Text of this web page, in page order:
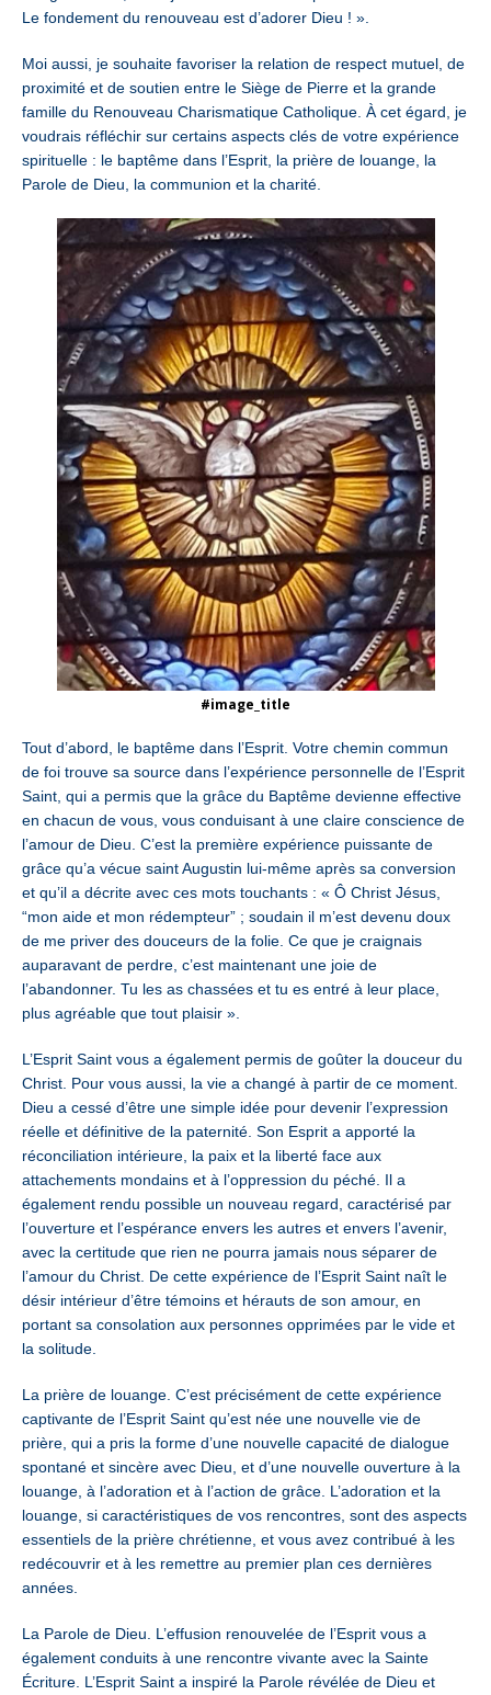
Le fondement du renouveau est d’adorer Dieu ! ».
Moi aussi, je souhaite favoriser la relation de respect mutuel, de
proximité et de soutien entre le Siège de Pierre et la grande
famille du Renouveau Charismatique Catholique. À cet égard, je
voudrais réfléchir sur certains aspects clés de votre expérience
spirituelle : le baptême dans l’Esprit, la prière de louange, la
Parole de Dieu, la communion et la charité.
#image_title
Tout d’abord, le baptême dans l’Esprit. Votre chemin commun
de foi trouve sa source dans l’expérience personnelle de l’Esprit
Saint, qui a permis que la grâce du Baptême devienne effective
en chacun de vous, vous conduisant à une claire conscience de
l’amour de Dieu. C’est la première expérience puissante de
grâce qu’a vécue saint Augustin lui-même après sa conversion
et qu’il a décrite avec ces mots touchants : « Ô Christ Jésus,
“mon aide et mon rédempteur” ; soudain il m’est devenu doux
de me priver des douceurs de la folie. Ce que je craignais
auparavant de perdre, c’est maintenant une joie de
l’abandonner. Tu les as chassées et tu es entré à leur place,
plus agréable que tout plaisir ».
L’Esprit Saint vous a également permis de goûter la douceur du
Christ. Pour vous aussi, la vie a changé à partir de ce moment.
Dieu a cessé d’être une simple idée pour devenir l’expression
réelle et définitive de la paternité. Son Esprit a apporté la
réconciliation intérieure, la paix et la liberté face aux
attachements mondains et à l’oppression du péché. Il a
également rendu possible un nouveau regard, caractérisé par
l’ouverture et l’espérance envers les autres et envers l’avenir,
avec la certitude que rien ne pourra jamais nous séparer de
l’amour du Christ. De cette expérience de l’Esprit Saint naît le
désir intérieur d’être témoins et hérauts de son amour, en
portant sa consolation aux personnes opprimées par le vide et
la solitude.
La prière de louange. C’est précisément de cette expérience
captivante de l’Esprit Saint qu’est née une nouvelle vie de
prière, qui a pris la forme d’une nouvelle capacité de dialogue
spontané et sincère avec Dieu, et d’une nouvelle ouverture à la
louange, à l’adoration et à l’action de grâce. L’adoration et la
louange, si caractéristiques de vos rencontres, sont des aspects
essentiels de la prière chrétienne, et vous avez contribué à les
redécouvrir et à les remettre au premier plan ces dernières
années.
La Parole de Dieu. L’effusion renouvelée de l’Esprit vous a
également conduits à une rencontre vivante avec la Sainte
Écriture. L’Esprit Saint a inspiré la Parole révélée de Dieu et